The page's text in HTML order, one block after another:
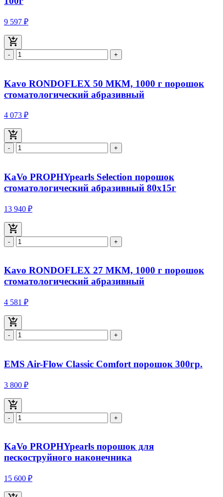
9 597 ₽
- +
Kavo RONDOFLEX 50 МКМ, 1000 г порошок
стоматологический абразивный
4 073 ₽
- +
KaVo PROPHYpearls Selection порошок
стоматологический абразивный 80x15г
13 940 ₽
- +
Kavo RONDOFLEX 27 МКМ, 1000 г порошок
стоматологический абразивный
4 581 ₽
- +
EMS Air-Flow Classic Comfort порошок 300гр.
3 800 ₽
- +
KaVo PROPHYpearls порошок для
пескоструйного наконечника
15 600 ₽